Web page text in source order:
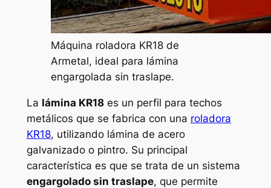
Máquina roladora KR18 de
Armetal, ideal para lámina
engargolada sin traslape.
La lámina KR18es un perfil para techos
metálicos que se fabrica con una roladora
KR18, utilizando lámina de acero
galvanizado o pintro. Su principal
característica es que se trata de un sistema
engargolado sin traslape, que permite